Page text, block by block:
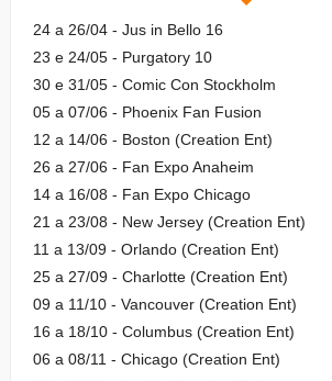
24 a 26/04 - Jus in Bello 16
23 e 24/05 - Purgatory 10
30 e 31/05 - Comic Con Stockholm
05 a 07/06 - Phoenix Fan Fusion
12 a 14/06 - Boston (Creation Ent)
26 a 27/06 - Fan Expo Anaheim
14 a 16/08 - Fan Expo Chicago
21 a 23/08 - New Jersey (Creation Ent)
11 a 13/09 - Orlando (Creation Ent)
25 a 27/09 - Charlotte (Creation Ent)
09 a 11/10 - Vancouver (Creation Ent)
16 a 18/10 - Columbus (Creation Ent)
06 a 08/11 - Chicago (Creation Ent)